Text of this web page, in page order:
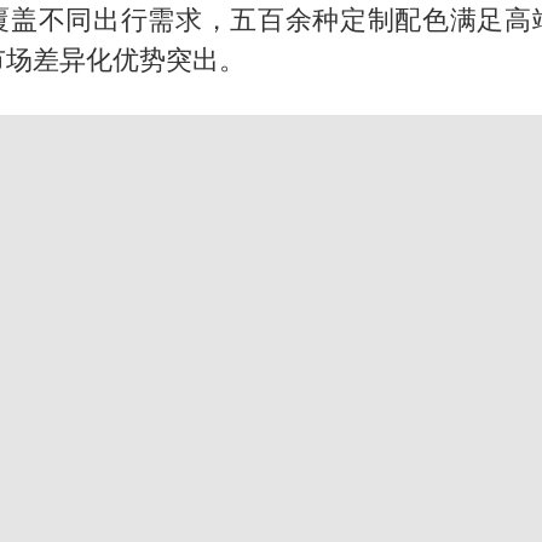
泰国一女公务员妆容引争议 本人回应
盖不同出行需求，五百余种定制配色满足高
差异化优势突出。